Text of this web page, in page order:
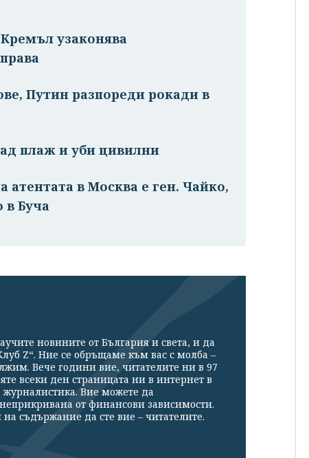
узаконява
Путин разпореди рокади в
плаж и уби цивилни
в Москва е ген. Чайко,
в Буча
новините от България и света, и да
Z“. Ние се обръщаме към вас с молба –
Вече години вие, читателите ни в 97
всеки ден страницата ни в интернет в
журналистика. Вие можете да
от финансови зависимости.
съдържание да сте вие – читателите.